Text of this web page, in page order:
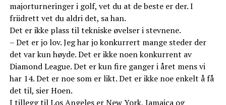
majorturneringer i golf, vet du at de beste er der. I
friidrett vet du aldri det, sa han.
Det er ikke plass til tekniske øvelser i stevnene.
– Det er jo lov. Jeg har jo konkurrert mange steder der
det var kun høyde. Det er ikke noen konkurrent av
Diamond League. Det er kun fire ganger i året mens vi
har 14. Det er noe som er likt. Det er ikke noe enkelt å få
det til, sier Hoen.
I tillegg til Los Angeles er New York, Jamaica og